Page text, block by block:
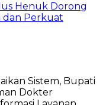
Henuk Dorong
dan Perkuat